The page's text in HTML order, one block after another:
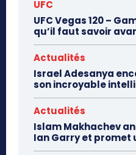
UFC
UFC Vegas 120 –
qu’il faut savoir
Actualités
Israel Adesanya
son incroyable
Actualités
Islam Makhachev
Ian Garry et promet